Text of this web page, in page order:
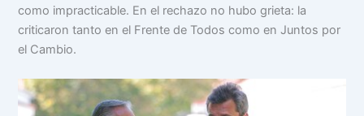
como impracticable. En el rechazo no hubo grieta: la
criticaron tanto en el Frente de Todos como en Juntos por
el Cambio.